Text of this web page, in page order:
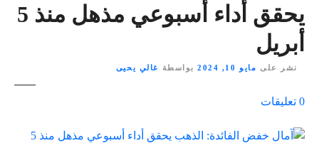
يحقق أداء أسبوعي مذهل منذ 5
أبريل
نشر على مايو 10, 2024 بواسطة غالي يحيى
0 تعليقات
ى